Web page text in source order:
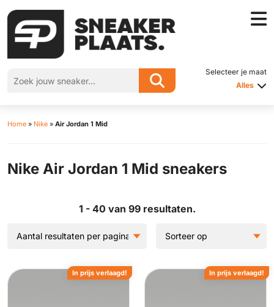
Selecteer je maat
Alles
Home » Nike » Air Jordan 1 Mid
Nike Air Jordan 1 Mid sneakers
1 - 40 van 99 resultaten.
In prijs verlaagd! In prijs verlaagd!